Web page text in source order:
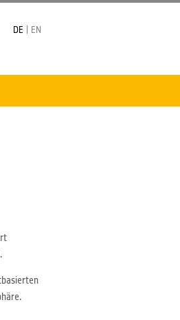
DE EN